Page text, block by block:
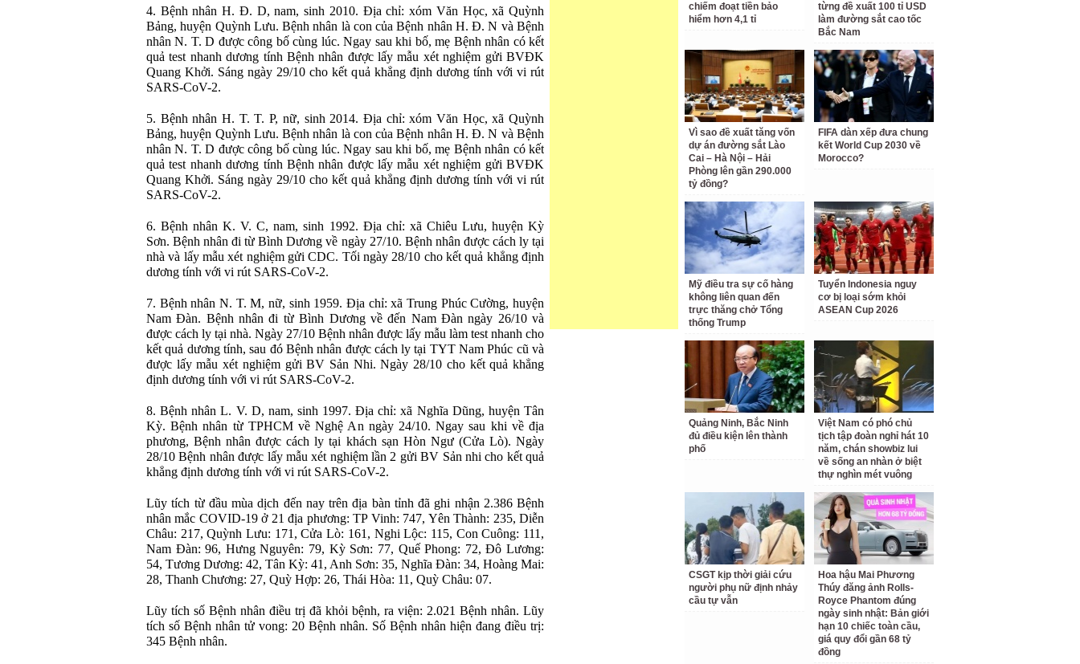
4. Bệnh nhân H. Đ. D, nam, sinh 2010. Địa chỉ: xóm Văn Học, xã Quỳnh
Bảng, huyện Quỳnh Lưu. Bệnh nhân là con của Bệnh nhân H. Đ. N và Bệnh
nhân N. T. D được công bố cùng lúc. Ngay sau khi bố, mẹ Bệnh nhân có kết
quả test nhanh dương tính Bệnh nhân được lấy mẫu xét nghiệm gửi BVĐK
Quang Khởi. Sáng ngày 29/10 cho kết quả khẳng định dương tính với vi rút
SARS-CoV-2.
5. Bệnh nhân H. T. T. P, nữ, sinh 2014. Địa chỉ: xóm Văn Học, xã Quỳnh
Bảng, huyện Quỳnh Lưu. Bệnh nhân là con của Bệnh nhân H. Đ. N và Bệnh
nhân N. T. D được công bố cùng lúc. Ngay sau khi bố, mẹ Bệnh nhân có kết
quả test nhanh dương tính Bệnh nhân được lấy mẫu xét nghiệm gửi BVĐK
Quang Khởi. Sáng ngày 29/10 cho kết quả khẳng định dương tính với vi rút
SARS-CoV-2.
6. Bệnh nhân K. V. C, nam, sinh 1992. Địa chỉ: xã Chiêu Lưu, huyện Kỳ
Sơn. Bệnh nhân đi từ Bình Dương về ngày 27/10. Bệnh nhân được cách ly tại
nhà và lấy mẫu xét nghiệm gửi CDC. Tối ngày 28/10 cho kết quả khẳng định
dương tính với vi rút SARS-CoV-2.
7. Bệnh nhân N. T. M, nữ, sinh 1959. Địa chỉ: xã Trung Phúc Cường, huyện
Nam Đàn. Bệnh nhân đi từ Bình Dương về đến Nam Đàn ngày 26/10 và
được cách ly tại nhà. Ngày 27/10 Bệnh nhân được lấy mẫu làm test nhanh cho
kết quả dương tính, sau đó Bệnh nhân được cách ly tại TYT Nam Phúc cũ và
được lấy mẫu xét nghiệm gửi BV Sản Nhi. Ngày 28/10 cho kết quả khẳng
định dương tính với vi rút SARS-CoV-2.
8. Bệnh nhân L. V. D, nam, sinh 1997. Địa chỉ: xã Nghĩa Dũng, huyện Tân
Kỳ. Bệnh nhân từ TPHCM về Nghệ An ngày 24/10. Ngay sau khi về địa
phương, Bệnh nhân được cách ly tại khách sạn Hòn Ngư (Cửa Lò). Ngày
28/10 Bệnh nhân được lấy mẫu xét nghiệm lần 2 gửi BV Sản nhi cho kết quả
khẳng định dương tính với vi rút SARS-CoV-2.
Lũy tích từ đầu mùa dịch đến nay trên địa bàn tỉnh đã ghi nhận 2.386 Bệnh
nhân mắc COVID-19 ở 21 địa phương: TP Vinh: 747, Yên Thành: 235, Diễn
Châu: 217, Quỳnh Lưu: 171, Cửa Lò: 161, Nghi Lộc: 115, Con Cuông: 111,
Nam Đàn: 96, Hưng Nguyên: 79, Kỳ Sơn: 77, Quế Phong: 72, Đô Lương:
54, Tương Dương: 42, Tân Kỳ: 41, Anh Sơn: 35, Nghĩa Đàn: 34, Hoàng Mai:
28, Thanh Chương: 27, Quỳ Hợp: 26, Thái Hòa: 11, Quỳ Châu: 07.
Lũy tích số Bệnh nhân điều trị đã khỏi bệnh, ra viện: 2.021 Bệnh nhân. Lũy
tích số Bệnh nhân tử vong: 20 Bệnh nhân. Số Bệnh nhân hiện đang điều trị:
345 Bệnh nhân.
chiếm đoạt tiền bảo
hiểm hơn 4,1 tỉ
từng đề xuất 100 tỉ USD
làm đường sắt cao tốc
Bắc Nam
Vì sao đề xuất tăng vốn
dự án đường sắt Lào
Cai – Hà Nội – Hải
Phòng lên gần 290.000
tỷ đồng?
FIFA dàn xếp đưa chung
kết World Cup 2030 về
Morocco?
Mỹ điều tra sự cố hàng
không liên quan đến
trực thăng chở Tổng
thống Trump
Tuyển Indonesia nguy
cơ bị loại sớm khỏi
ASEAN Cup 2026
Quảng Ninh, Bắc Ninh
đủ điều kiện lên thành
phố
Việt Nam có phó chủ
tịch tập đoàn nghỉ hát 10
năm, chán showbiz lui
về sống an nhàn ở biệt
thự nghìn mét vuông
CSGT kịp thời giải cứu
người phụ nữ định nhảy
cầu tự vẫn
Hoa hậu Mai Phương
Thúy đăng ảnh Rolls-
Royce Phantom đúng
ngày sinh nhật: Bản giới
hạn 10 chiếc toàn cầu,
giá quy đổi gần 68 tỷ
đồng